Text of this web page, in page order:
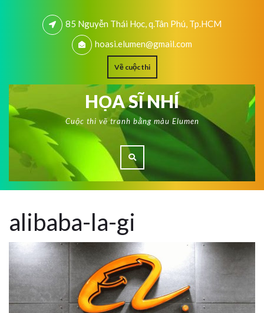
85 Nguyễn Thái Học, q.Tân Phú, Tp.HCM
hoasi.elumen@gmail.com
Về cuộc thi
HỌA SĨ NHÍ
Cuộc thi vẽ tranh bằng màu Elumen
alibaba-la-gi